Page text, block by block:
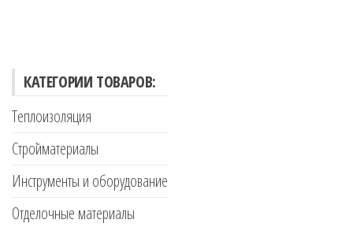
КАТЕГОРИИ ТОВАРОВ:
Теплоизоляция
Стройматериалы
Инструменты и оборудование
Отделочные материалы